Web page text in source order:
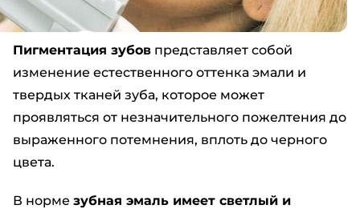
Пигментация зубов представляет собой
изменение естественного оттенка эмали и
твердых тканей зуба, которое может
проявляться от незначительного пожелтения до
выраженного потемнения, вплоть до черного
цвета.
В норме зубная эмаль имеет светлый и